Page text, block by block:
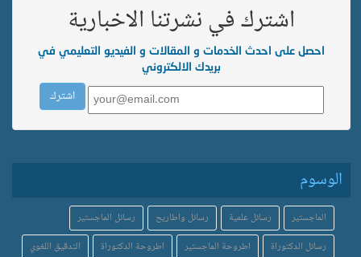
اشترك في نشرتنا الاخبارية
احصل على احدث الخدمات و المقالات و الفيديو التعليمي في
بريدك الالكتروني
الوسوم
الماجستير رسائل علمية رسائل واطاريح
رسائل الماجستير
رسائل الدكتوراة
اطروحة الماجستير اطروحة الدكتوراة
التدقيق اللغوي